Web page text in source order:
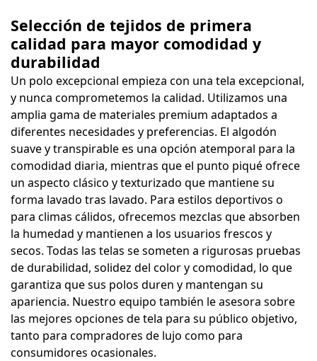
Selección de tejidos de primera
calidad para mayor comodidad y
durabilidad
Un polo excepcional empieza con una tela excepcional,
y nunca comprometemos la calidad. Utilizamos una
amplia gama de materiales premium adaptados a
diferentes necesidades y preferencias. El algodón
suave y transpirable es una opción atemporal para la
comodidad diaria, mientras que el punto piqué ofrece
un aspecto clásico y texturizado que mantiene su
forma lavado tras lavado. Para estilos deportivos o
para climas cálidos, ofrecemos mezclas que absorben
la humedad y mantienen a los usuarios frescos y
secos. Todas las telas se someten a rigurosas pruebas
de durabilidad, solidez del color y comodidad, lo que
garantiza que sus polos duren y mantengan su
apariencia. Nuestro equipo también le asesora sobre
las mejores opciones de tela para su público objetivo,
tanto para compradores de lujo como para
consumidores ocasionales.